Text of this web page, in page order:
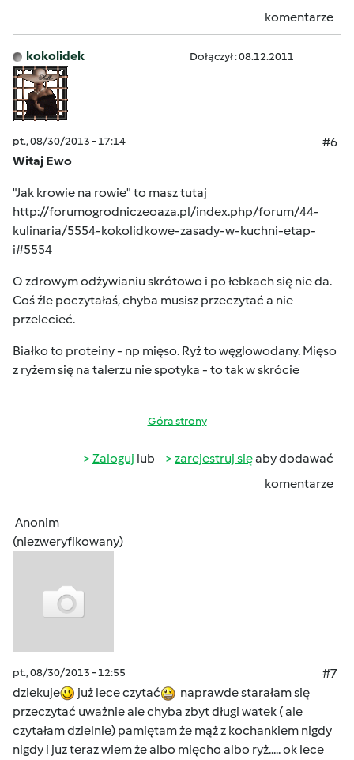
komentarze
kokolidek Dołączył : 08.12.2011
pt., 08/30/2013 - 17:14
#6
Witaj Ewo
"Jak krowie na rowie" to masz tutaj
http://forumogrodniczeoaza.pl/index.php/forum/44-
kulinaria/5554-kokolidkowe-zasady-w-kuchni-etap-
i#5554
O zdrowym odżywianiu skrótowo i po łebkach się nie da.
Coś źle poczytałaś, chyba musisz przeczytać a nie
przelecieć.
Białko to proteiny - np mięso. Ryż to węglowodany. Mięso
z ryżem się na talerzu nie spotyka - to tak w skrócie
Góra strony
Zaloguj lub zarejestruj sięaby dodawać
komentarze
Anonim
(niezweryfikowany)
pt., 08/30/2013 - 12:55
#7
dziekuje
już lece czytać
naprawde starałam się
przeczytać uważnie ale chyba zbyt długi watek ( ale
czytałam dzielnie) pamiętam że mąż z kochankiem nigdy
nigdy i juz teraz wiem że albo mięcho albo ryż..... ok lece